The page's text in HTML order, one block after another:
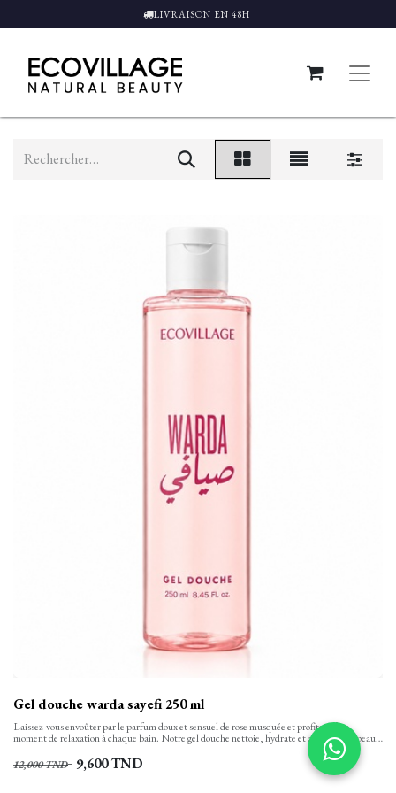
LIVRAISON EN 48H
Gel douche warda sayefi 250 ml
Laissez-vous envoûter par le parfum doux et sensuel de rose musquée et profitez d’un
moment de relaxation à chaque bain. Notre gel douche nettoie, hydrate et apaise votre peau
tout en finesse et la laisse propre, confortable et soyeusement douce. Sa texture onctueuse,
aux notes florales se transforme en une mousse rinçable facilement.
12,000TND 9,600TND